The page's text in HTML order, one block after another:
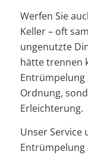
Werfen Sie
Keller – oft
ungenutzte
hätte trennen
Entrümpelung
Ordnung,
Erleichterung.
Unser Service
Entrümpelung